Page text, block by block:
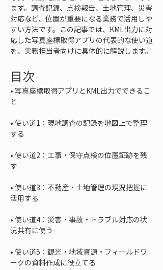
ます。調査記録、点検報告、土地管理、災害
対応など、位置が重要になる業務で活用しや
すい方法です。この記事では、KML出力に対
応した写真座標取得アプリの代表的な使い道
を、実務担当者向けに具体的に解説します。
目次
• 写真座標取得アプリとKML出力でできるこ
• 使い道1：現地調査の記録を地図上で整理
• 使い道2：工事・保守点検の位置証跡を残
• 使い道3：不動産・土地管理の現況把握に
• 使い道4：災害・事故・トラブル対応の状
• 使い道5：観光・地域資源・フィールドワ